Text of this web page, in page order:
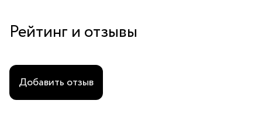
Рейтинг и отзывы
Добавить отзыв